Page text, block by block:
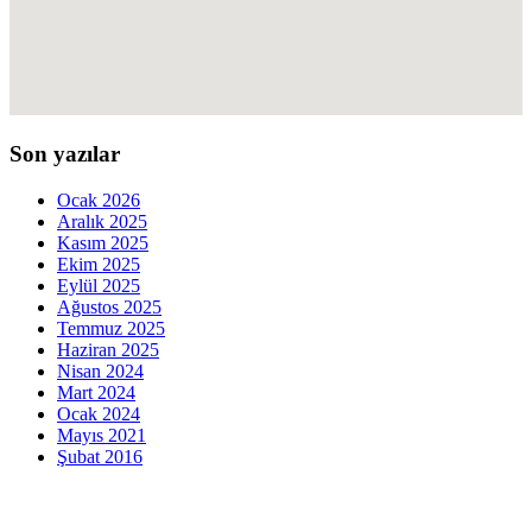
Son yazılar
Ocak 2026
Aralık 2025
Kasım 2025
Ekim 2025
Eylül 2025
Ağustos 2025
Temmuz 2025
Haziran 2025
Nisan 2024
Mart 2024
Ocak 2024
Mayıs 2021
Şubat 2016